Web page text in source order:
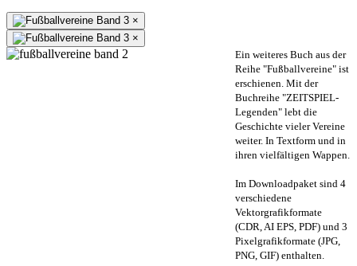
×
×
Ein weiteres Buch aus der
Reihe "Fußballvereine" ist
erschienen. Mit der
Buchreihe "ZEITSPIEL-
Legenden" lebt die
Geschichte vieler Vereine
weiter. In Textform und in
ihren vielfältigen Wappen.
Im Downloadpaket sind 4
verschiedene
Vektorgrafikformate
(CDR, AI EPS, PDF) und 3
Pixelgrafikformate (JPG,
PNG, GIF) enthalten.